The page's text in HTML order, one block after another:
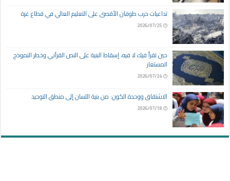
تداعيات حرب طوفان الأقصى على التعليم العالي في قطاع غزة
2026/07/25
حين تقرأ فيك لا فيه، إسقاط البنية على النص القرآني وخطر النموذج
المستعار
2026/07/24
الاشتقاق ووحدة الكون: من بنية اللسان إلى منطق التوحيد
2026/07/18